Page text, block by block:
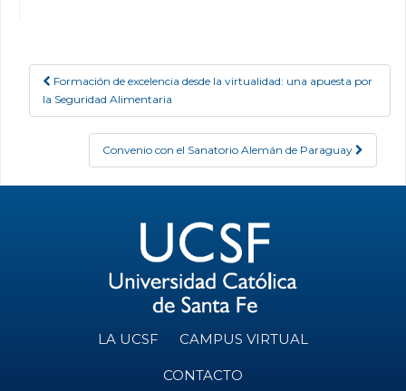
Post navigation
Formación de excelencia desde la virtualidad: una apuesta por
la Seguridad Alimentaria
Convenio con el Sanatorio Alemán de Paraguay
LA UCSF CAMPUS VIRTUAL
CONTACTO